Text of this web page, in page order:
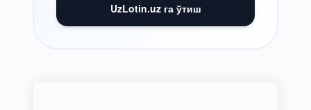
UzLotin.uz га ўтиш